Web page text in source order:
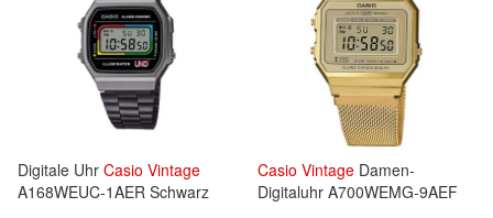
Digitale Uhr Casio Vintage
A168WEUC-1AER Schwarz
Casio Vintage Damen-
Digitaluhr A700WEMG-9AEF